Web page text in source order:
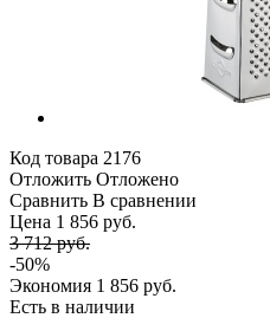
Код товара 2176
Отложить Отложено
Сравнить В сравнении
Цена 1 856 руб.
3 712 руб.
-50%
Экономия 1 856 руб.
Есть в наличии